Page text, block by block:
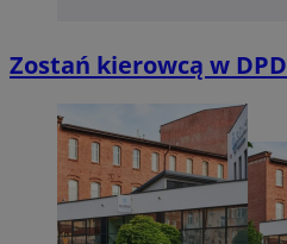
Zostań kierowcą w DPD